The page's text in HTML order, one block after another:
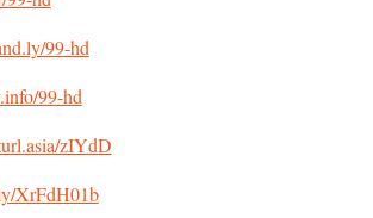
99-hd
99-hd
zIYdD
XrFdH01b